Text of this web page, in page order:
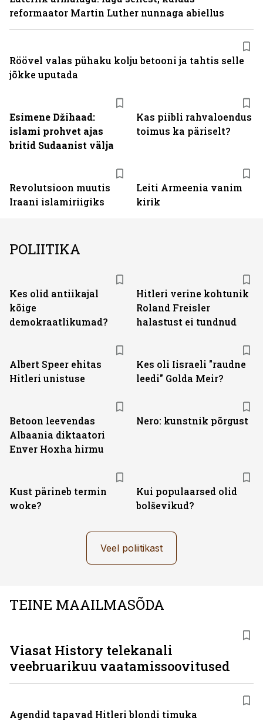
Esimene Džihaad:
islami prohvet ajas
britid Sudaanist välja
Kas piibli rahvaloendus
toimus ka päriselt?
Revolutsioon muutis
Iraani islamiriigiks
Leiti Armeenia vanim
kirik
reformaator Martin Luther nunnaga abiellus
Röövel valas pühaku kolju betooni ja tahtis selle
jõkke uputada
POLIITIKA
Kes olid antiikajal
kõige
demokraatlikumad?
Hitleri verine kohtunik
Roland Freisler
halastust ei tundnud
Albert Speer ehitas
Hitleri unistuse
Kes oli Iisraeli "raudne
leedi" Golda Meir?
Betoon leevendas
Albaania diktaatori
Enver Hoxha hirmu
Nero: kunstnik põrgust
Kust pärineb termin
woke?
Kui populaarsed olid
bolševikud?
Veel poliitikast
TEINE MAAILMASÕDA
Viasat History telekanali
veebruarikuu vaatamissoovitused
Agendid tapavad Hitleri blondi timuka